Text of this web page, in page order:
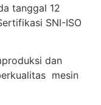
tanggal 12
SNI-ISO
dan
mesin